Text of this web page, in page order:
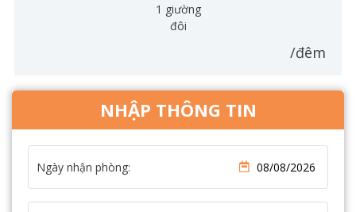
1 giường
đôi
/đêm
NHẬP THÔNG TIN
Ngày nhận phòng: